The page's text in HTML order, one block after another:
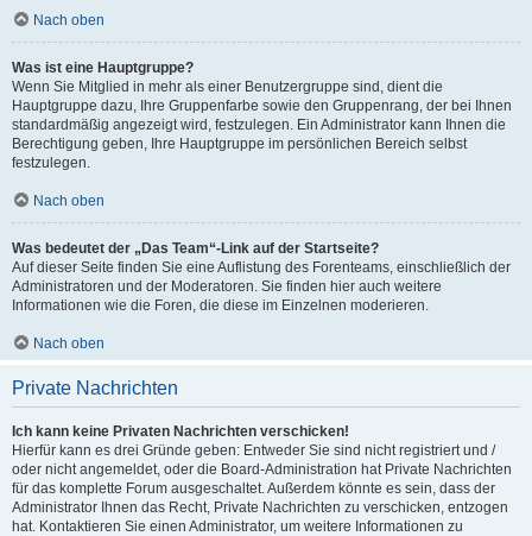
Nach oben
Was ist eine Hauptgruppe?
Wenn Sie Mitglied in mehr als einer Benutzergruppe sind, dient die
Hauptgruppe dazu, Ihre Gruppenfarbe sowie den Gruppenrang, der bei Ihnen
standardmäßig angezeigt wird, festzulegen. Ein Administrator kann Ihnen die
Berechtigung geben, Ihre Hauptgruppe im persönlichen Bereich selbst
festzulegen.
Nach oben
Was bedeutet der „Das Team“-Link auf der Startseite?
Auf dieser Seite finden Sie eine Auflistung des Forenteams, einschließlich der
Administratoren und der Moderatoren. Sie finden hier auch weitere
Informationen wie die Foren, die diese im Einzelnen moderieren.
Nach oben
Private Nachrichten
Ich kann keine Privaten Nachrichten verschicken!
Hierfür kann es drei Gründe geben: Entweder Sie sind nicht registriert und /
oder nicht angemeldet, oder die Board-Administration hat Private Nachrichten
für das komplette Forum ausgeschaltet. Außerdem könnte es sein, dass der
Administrator Ihnen das Recht, Private Nachrichten zu verschicken, entzogen
hat. Kontaktieren Sie einen Administrator, um weitere Informationen zu